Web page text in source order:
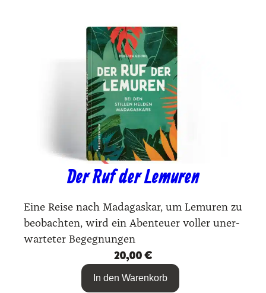
Der Ruf der Lemuren
Eine Rei­se nach Mada­gas­kar, um Lemu­ren zu
beob­ach­ten, wird ein Aben­teu­er vol­ler uner­
war­te­ter Begeg­nun­gen
20,00€
In den Warenkorb